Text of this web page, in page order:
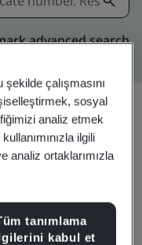
advanced search
Paylaşın:
çalışmasını
sosyal
analiz etmek
ilgili
analiz ortaklarımızla
tanımlama
kabul et